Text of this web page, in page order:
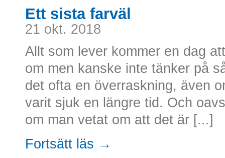
Ett sista farväl
21 okt. 2018
Allt som lever kommer en dag
om men kanske inte tänker på
det ofta en överraskning, även
varit sjuk en längre tid. Och
om man vetat om att det är [...]
Fortsätt läs →